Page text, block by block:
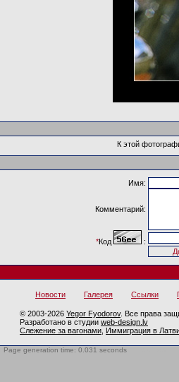
К этой
Имя:
Комментарий:
*Код :
Новости Галерея Ссылки
© 2003-2026 Yegor Fyodorov. Все права
Разработано в студии web-design.lv
Слежение за вагонами Иммиграция в
Page generation time: 0.031 seconds